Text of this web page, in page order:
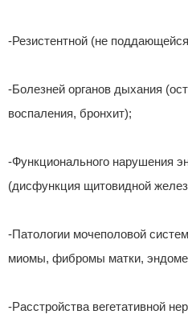
-Резистентной (не
-Болезней органов дыхания
воспаления, бронхит);
-Функционального нарушения
(дисфункция щитовидной
-Патологии мочеполовой
миомы, фибромы матки,
-Расстройства вегетативной